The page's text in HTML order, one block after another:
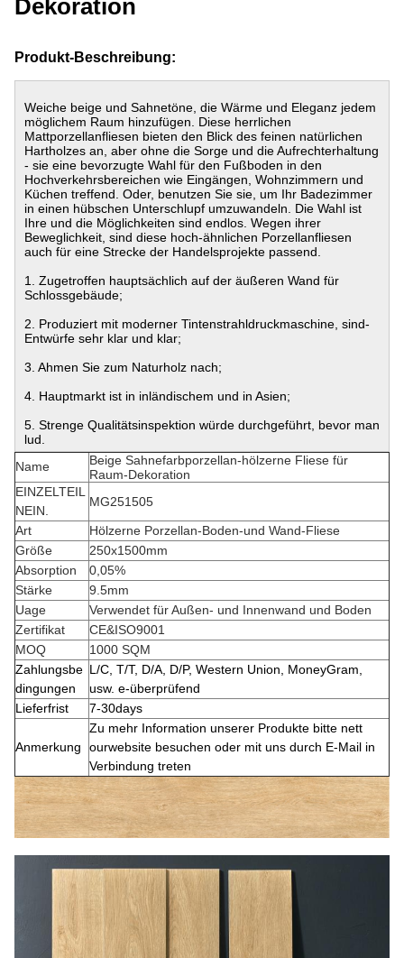
Dekoration
Produkt-Beschreibung:
Weiche beige und Sahnetöne, die Wärme und Eleganz jedem
möglichem Raum hinzufügen. Diese herrlichen
Mattporzellanfliesen bieten den Blick des feinen natürlichen
Hartholzes an, aber ohne die Sorge und die Aufrechterhaltung
- sie eine bevorzugte Wahl für den Fußboden in den
Hochverkehrsbereichen wie Eingängen, Wohnzimmern und
Küchen treffend. Oder, benutzen Sie sie, um Ihr Badezimmer
in einen hübschen Unterschlupf umzuwandeln. Die Wahl ist
Ihre und die Möglichkeiten sind endlos. Wegen ihrer
Beweglichkeit, sind diese hoch-ähnlichen Porzellanfliesen
auch für eine Strecke der Handelsprojekte passend.
1. Zugetroffen hauptsächlich auf der äußeren Wand für
Schlossgebäude;
2. Produziert mit moderner Tintenstrahldruckmaschine, sind-
Entwürfe sehr klar und klar;
3. Ahmen Sie zum Naturholz nach;
4. Hauptmarkt ist in inländischem und in Asien;
5. Strenge Qualitätsinspektion würde durchgeführt, bevor man
lud.
Name
Beige Sahnefarbporzellan-hölzerne Fliese für
Raum-Dekoration
EINZELTEIL
NEIN.
MG251505
Art
Hölzerne Porzellan-Boden-und Wand-Fliese
Größe
250x1500mm
Absorption
0,05%
Stärke
9.5mm
Uage
Verwendet für Außen- und Innenwand und Boden
Zertifikat
CE&ISO9001
MOQ
1000 SQM
Zahlungsbe
dingungen
L/C, T/T, D/A, D/P, Western Union, MoneyGram,
usw. e-überprüfend
Lieferfrist
7-30days
Anmerkung
Zu mehr Information unserer Produkte bitte nett
ourwebsite besuchen oder mit uns durch E-Mail in
Verbindung treten